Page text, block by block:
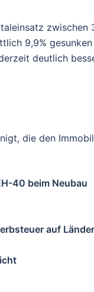
zwischen
9,9%
deutlich
die den
40 beim Neubau
auf